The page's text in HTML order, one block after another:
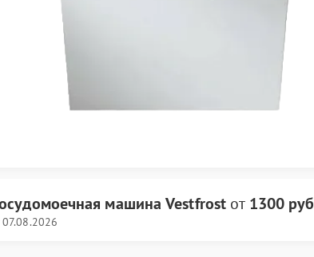
машина Vestfrost от 1300